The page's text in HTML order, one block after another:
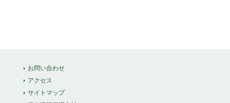
お問い合わせ
アクセス
サイトマップ